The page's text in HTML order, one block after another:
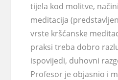
tijela kod molitve,
meditacija
vrste kršćanske
praksi treba dobro
ispovijedi, duhovni
Profesor je objasnio i